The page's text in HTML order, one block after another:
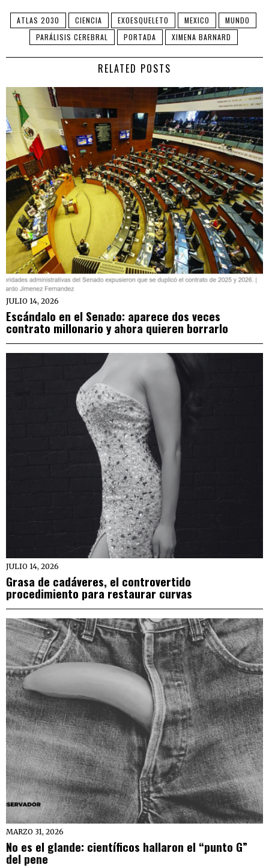
ATLAS 2030 CIENCIA EXOESQUELETO MEXICO
MUNDO
PARÁLISIS CEREBRAL
PORTADA XIMENA BARNARD
RELATED POSTS
JULIO 14, 2026
Escándalo en el Senado: aparece dos veces
contrato millonario y ahora quieren borrarlo
JULIO 14, 2026
Grasa de cadáveres, el controvertido
procedimiento para restaurar curvas
MARZO 31, 2026
No es el glande: científicos hallaron el “punto G”
del pene